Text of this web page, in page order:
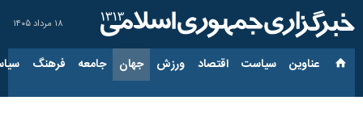
۱۸ مرداد ۱۴۰۵
عناوین‌ سیاست اقتصاد ورزش جهان جامعه فرهنگ